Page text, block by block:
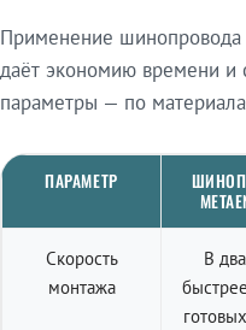
Применение шинопровода
даёт экономию времени и
параметры — по
ПАРАМЕТР
Скорость
монтажа
В